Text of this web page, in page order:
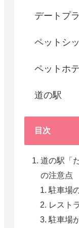
デートプ
ペットシ
ペットホ
道の駅
目次
道の駅「
の注意点
駐車場
レスト
駐車場